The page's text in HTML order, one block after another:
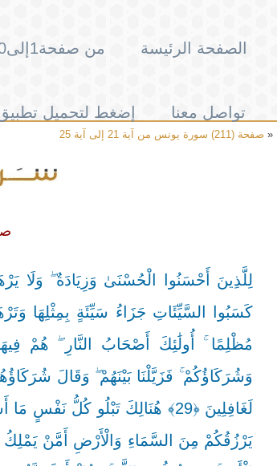
الصفحة الرئيسة من صفحة1إلى200
تواصل معنا إضغط لتحميل
« صفحة (211) سورة يونس من آية 21 إلى آية 25
صفحة
كَسَبُوا السَّيِّئَاتِ جَزَاءُ سَيِّئَةٍ بِمِثْلِهَا
يَرْزُقُكُمْ مِنَ السَّمَاءِ وَالْأَرْضِ أَمَّنْ